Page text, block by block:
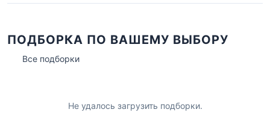
ПОДБОРКА ПО ВАШЕМУ ВЫБОРУ
Все подборки
Не удалось загрузить подборки.